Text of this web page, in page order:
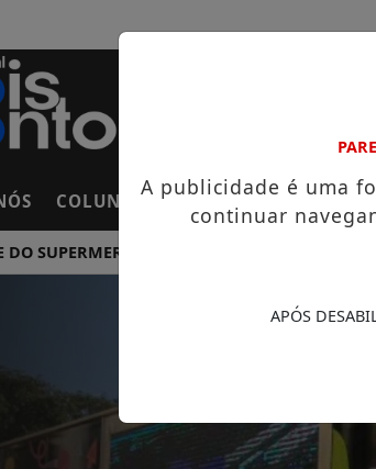
COLUNAS FRANCO DA ROCHA
ROSSI SERÁ BREVEMENTE
A publicidade é uma
continuar
APÓS